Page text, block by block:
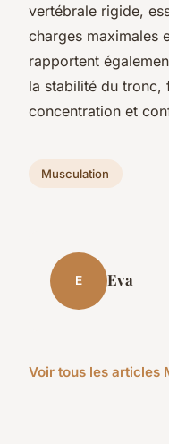
vertébrale rigide,
charges maximales
rapportent
la stabilité du tronc,
concentration et
Musculation
E Eva
Voir tous les articles